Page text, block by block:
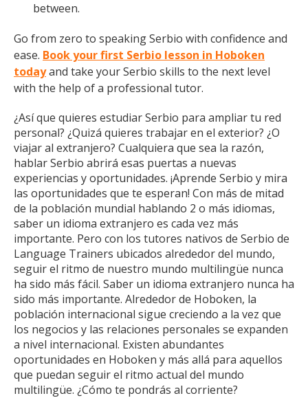
between.
Go from zero to speaking Serbio with confidence and
ease. Book your first Serbio lesson in Hoboken
todayand take your Serbio skills to the next level
with the help of a professional tutor.
¿Así que quieres estudiar Serbio para ampliar tu red
personal? ¿Quizá quieres trabajar en el exterior? ¿O
viajar al extranjero? Cualquiera que sea la razón,
hablar Serbio abrirá esas puertas a nuevas
experiencias y oportunidades. ¡Aprende Serbio y mira
las oportunidades que te esperan! Con más de mitad
de la población mundial hablando 2 o más idiomas,
saber un idioma extranjero es cada vez más
importante. Pero con los tutores nativos de Serbio de
Language Trainers ubicados alrededor del mundo,
seguir el ritmo de nuestro mundo multilingüe nunca
ha sido más fácil. Saber un idioma extranjero nunca ha
sido más importante. Alrededor de Hoboken, la
población internacional sigue creciendo a la vez que
los negocios y las relaciones personales se expanden
a nivel internacional. Existen abundantes
oportunidades en Hoboken y más allá para aquellos
que puedan seguir el ritmo actual del mundo
multilingüe. ¿Cómo te pondrás al corriente?